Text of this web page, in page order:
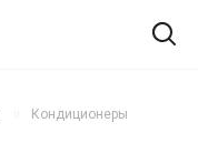
Кондиционеры